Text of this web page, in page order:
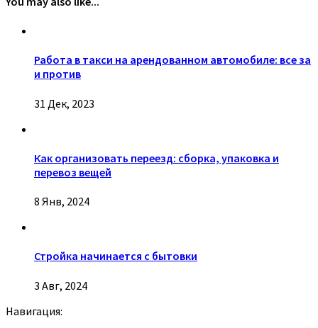
Работа в такси на арендованном автомобиле: все за
и против
31 Дек, 2023
Как организовать переезд: сборка, упаковка и
перевоз вещей
8 Янв, 2024
Стройка начинается с бытовки
3 Авг, 2024
Навигация: